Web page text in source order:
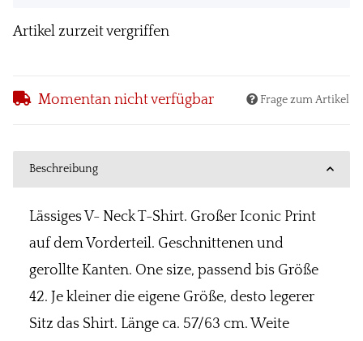
Artikel zurzeit vergriffen
Momentan nicht verfügbar Frage zum Artikel
Beschreibung
Lässiges V- Neck T-Shirt. Großer Iconic Print
auf dem Vorderteil. Geschnittenen und
gerollte Kanten. One size, passend bis Größe
42. Je kleiner die eigene Größe, desto legerer
Sitz das Shirt. Länge ca. 57/63 cm. Weite